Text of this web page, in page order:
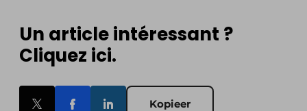
Un article intéressant ?
Cliquez ici.
Kopieer